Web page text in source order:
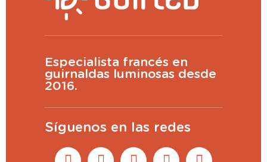
Especialista francés en
guirnaldas luminosas desde
2016.
Síguenos en las redes